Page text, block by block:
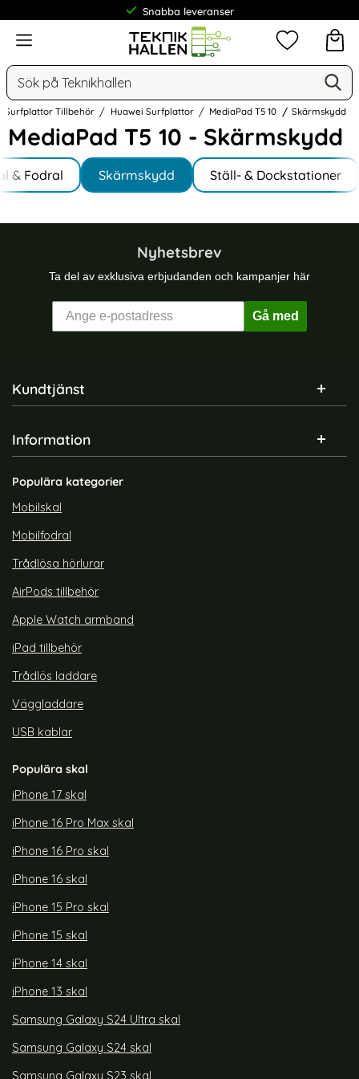
Snabba leveranser
Meny
Sök
Mina
Surfplattor Tillbehör Huawei Surfplattor MediaPad T5 10 Skärmskydd
MediaPad T5 10 - Skärmskydd
Hoppa
till
produkter
Underkategorier
& Fodral Skärmskydd Ställ- & Dockstationer
Nyhetsbrev
Ta del av exklusiva erbjudanden och kampanjer här
Gå med
Sidfot Blandad info och länkar
Kundtjänst
Information
Populära kategorier
Mobilskal
Mobilfodral
Trådlösa hörlurar
AirPods tillbehör
Apple Watch armband
iPad tillbehör
Trådlös laddare
Väggladdare
USB kablar
Populära skal
iPhone 17 skal
iPhone 16 Pro Max skal
iPhone 16 Pro skal
iPhone 16 skal
iPhone 15 Pro skal
iPhone 15 skal
iPhone 14 skal
iPhone 13 skal
Samsung Galaxy S24 Ultra skal
Samsung Galaxy S24 skal
Samsung Galaxy S23 skal